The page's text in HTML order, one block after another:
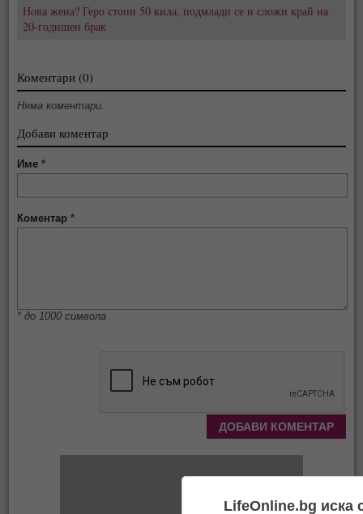
Нова жена? Геро стопи 50 кила, подмлади се и сложи край на
20-годишен брак
Коментари (0)
Няма коментари.
Добави коментар
Име*
Коментар*
* до 1000 символа
LifeOnline.bg иска